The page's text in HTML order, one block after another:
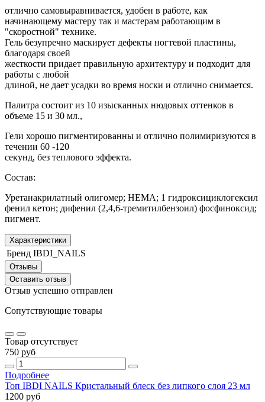
отлично самовыравнивается, удобен в работе, как
начинающему мастеру так и мастерам работающим в
"скоростной" технике.
Гель безупречно маскирует дефекты ногтевой пластины,
благодаря своей
жесткости придает правильную архитектуру и подходит для
работы с любой
длиной, не дает усадки во время носки и отлично снимается.
Палитра состоит из 10 изысканных нюдовых оттенков в
объеме 15 и 30 мл.,
Гели хорошо пигментированны и отлично полимиризуются в
течении 60 -120
секунд, без теплового эффекта.
Состав:
Уретанакрилатный олигомер; HEMA; 1 гидроксициклогексил
фенил кетон; дифенил (2,4,6-тремитилбензоил) фосфиноксид;
пигмент.
Характеристики
Бренд IBDI_NAILS
Отзывы
Оставить отзыв
Отзыв успешно отправлен
Сопутствующие товары
Товар отсутствует
750 руб
Подробнее
Топ IBDI NAILS Кристальный блеск без липкого слоя 23 мл
1200 руб